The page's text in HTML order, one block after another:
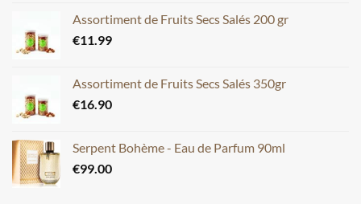
Assortiment de Fruits Secs Salés 200 gr
€11.99
Assortiment de Fruits Secs Salés 350gr
€16.90
Serpent Bohème - Eau de Parfum 90ml
€99.00